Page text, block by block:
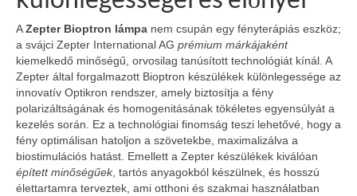
AZepter Bioptron lámpa nem csupán egy fényterápiás eszköz;
a svájci Zepter International AG prémium márkájaként
kiemelkedő minőségű, orvosilag tanúsított technológiát kínál. A
Zepter által forgalmazott Bioptron készülékek különlegessége az
innovatív Optikron rendszer, amely biztosítja a fény
polarizáltságának és homogenitásának tökéletes egyensúlyát a
kezelés során. Ez a technológiai finomság teszi lehetővé, hogy a
fény optimálisan hatoljon a szövetekbe, maximalizálva a
biostimulációs hatást. Emellett a Zepter készülékek kiválóan
épített minőségűek, tartós anyagokból készülnek, és hosszú
élettartamra terveztek, ami otthoni és szakmai használatban